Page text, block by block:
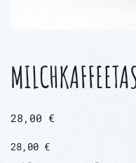
28,00 €
28,00 €